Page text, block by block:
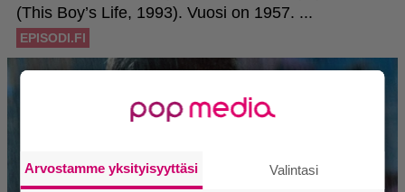
Arvostamme yksityisyyttäsi Valintasi